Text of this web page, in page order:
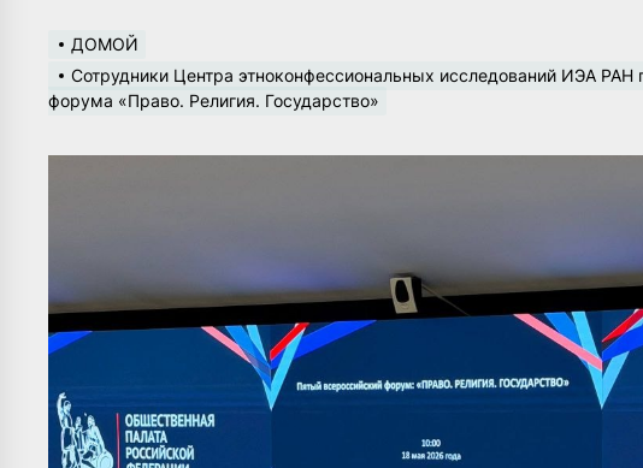
ДОМОЙ
Сотрудники Центра этноконфессиональных исследований ИЭА РАН
форума «Право. Религия. Государство»